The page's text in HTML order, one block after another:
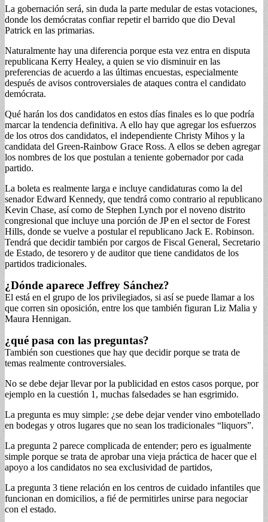
La gobernación será, sin duda la parte medular de estas votaciones,
donde los demócratas confiar repetir el barrido que dio Deval
Patrick en las primarias.
Naturalmente hay una diferencia porque esta vez entra en disputa
republicana Kerry Healey, a quien se vio disminuir en las
preferencias de acuerdo a las últimas encuestas, especialmente
después de avisos controversiales de ataques contra el candidato
demócrata.
Qué harán los dos candidatos en estos días finales es lo que podría
marcar la tendencia definitiva. A ello hay que agregar los esfuerzos
de los otros dos candidatos, el independiente Christy Mihos y la
candidata del Green-Rainbow Grace Ross. A ellos se deben agregar
los nombres de los que postulan a teniente gobernador por cada
partido.
La boleta es realmente larga e incluye candidaturas como la del
senador Edward Kennedy, que tendrá como contrario al republicano
Kevin Chase, así como de Stephen Lynch por el noveno distrito
congresional que incluye una porción de JP en el sector de Forest
Hills, donde se vuelve a postular el republicano Jack E. Robinson.
Tendrá que decidir también por cargos de Fiscal General, Secretario
de Estado, de tesorero y de auditor que tiene candidatos de los
partidos tradicionales.
¿Dónde aparece Jeffrey Sánchez?
El está en el grupo de los privilegiados, si así se puede llamar a los
que corren sin oposición, entre los que también figuran Liz Malia y
Maura Hennigan.
¿qué pasa con las preguntas?
También son cuestiones que hay que decidir porque se trata de
temas realmente controversiales.
No se debe dejar llevar por la publicidad en estos casos porque, por
ejemplo en la cuestión 1, muchas falsedades se han esgrimido.
La pregunta es muy simple: ¿se debe dejar vender vino embotellado
en bodegas y otros lugares que no sean los tradicionales “liquors”.
La pregunta 2 parece complicada de entender; pero es igualmente
simple porque se trata de aprobar una vieja práctica de hacer que el
apoyo a los candidatos no sea exclusividad de partidos,
La pregunta 3 tiene relación en los centros de cuidado infantiles que
funcionan en domicilios, a fié de permitirles unirse para negociar
con el estado.